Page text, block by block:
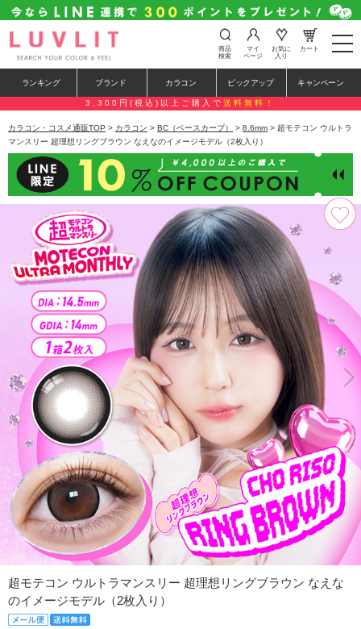
t
o
e
n
a
a
i
o
n
商品
検索
マイ
ページ
お気に
入り
カート
ランキング ブランド カラコン ピックアップ キャンペーン
3,300円(税込)以上ご購入で 送料無料！
カラコン・コスメ通販TOP > カラコン > BC（ベースカーブ） > 8.6mm > 超モテコン ウルトラ
マンスリー 超理想リングブラウン なえなのイメージモデル（2枚入り）
超モテコン ウルトラマンスリー 超理想リングブラウン なえな
のイメージモデル（2枚入り）